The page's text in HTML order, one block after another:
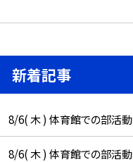
新着記事
8/6( 木 ) 体育館での部活動
8/6( 木 ) 体育館での部活動